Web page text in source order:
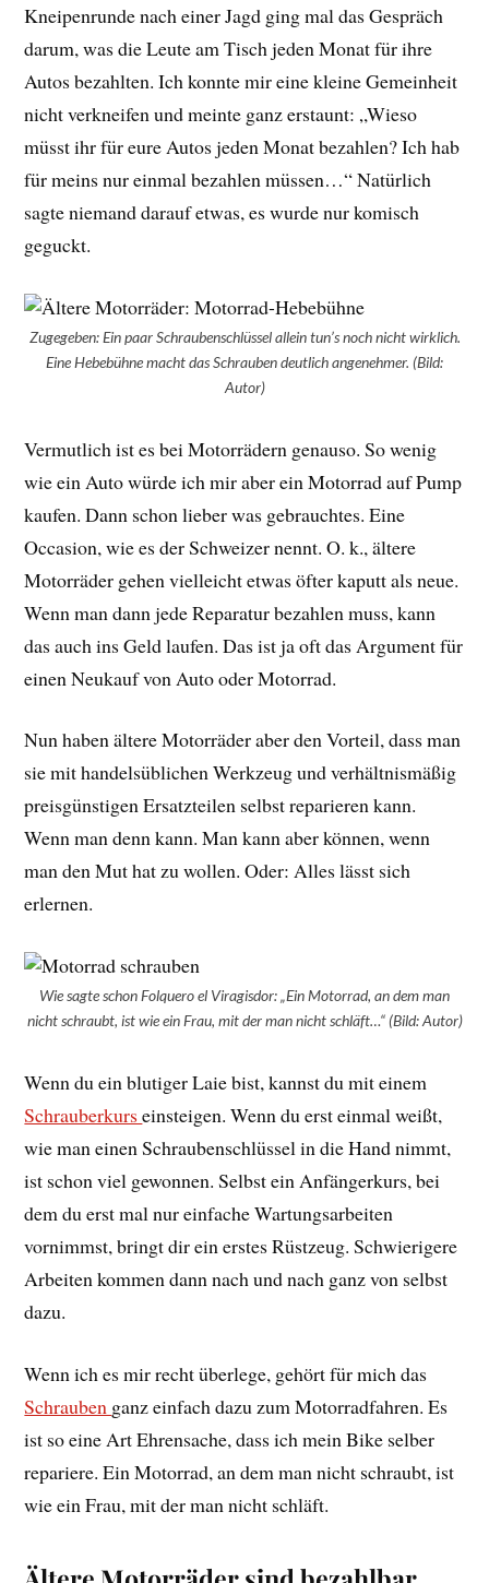
Kneipenrunde nach einer Jagd ging mal das Gespräch
darum, was die Leute am Tisch jeden Monat für ihre
Autos bezahlten. Ich konnte mir eine kleine Gemeinheit
nicht verkneifen und meinte ganz erstaunt: „Wieso
müsst ihr für eure Autos jeden Monat bezahlen? Ich hab
für meins nur einmal bezahlen müssen…“ Natürlich
sagte niemand darauf etwas, es wurde nur komisch
geguckt.
Zugegeben: Ein paar Schraubenschlüssel allein tun’s noch nicht wirklich.
Eine Hebebühne macht das Schrauben deutlich angenehmer. (Bild:
Autor)
Vermutlich ist es bei Motorrädern genauso. So wenig
wie ein Auto würde ich mir aber ein Motorrad auf Pump
kaufen. Dann schon lieber was gebrauchtes. Eine
Occasion, wie es der Schweizer nennt. O. k., ältere
Motorräder gehen vielleicht etwas öfter kaputt als neue.
Wenn man dann jede Reparatur bezahlen muss, kann
das auch ins Geld laufen. Das ist ja oft das Argument für
einen Neukauf von Auto oder Motorrad.
Nun haben ältere Motorräder aber den Vorteil, dass man
sie mit handelsüblichen Werkzeug und verhältnismäßig
preisgünstigen Ersatzteilen selbst reparieren kann.
Wenn man denn kann. Man kann aber können, wenn
man den Mut hat zu wollen. Oder: Alles lässt sich
erlernen.
Wie sagte schon Folquero el Viragisdor: „Ein Motorrad, an dem man
nicht schraubt, ist wie ein Frau, mit der man nicht schläft…“ (Bild: Autor)
Wenn du ein blutiger Laie bist, kannst du mit einem
Schrauberkurseinsteigen. Wenn du erst einmal weißt,
wie man einen Schraubenschlüssel in die Hand nimmt,
ist schon viel gewonnen. Selbst ein Anfängerkurs, bei
dem du erst mal nur einfache Wartungsarbeiten
vornimmst, bringt dir ein erstes Rüstzeug. Schwierigere
Arbeiten kommen dann nach und nach ganz von selbst
dazu.
Wenn ich es mir recht überlege, gehört für mich das
Schrauben ganz einfach dazu zum Motorradfahren. Es
ist so eine Art Ehrensache, dass ich mein Bike selber
repariere. Ein Motorrad, an dem man nicht schraubt, ist
wie ein Frau, mit der man nicht schläft.